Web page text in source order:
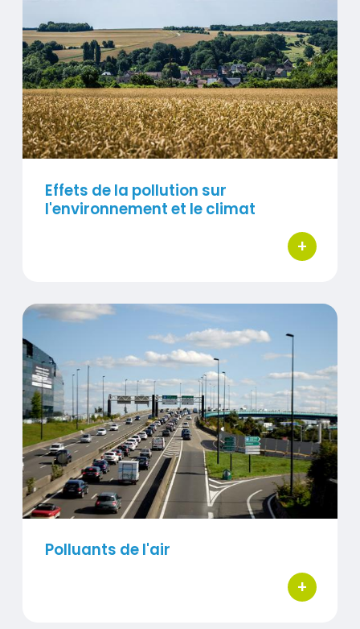
Visuel
Effets de la pollution sur
l'environnement et le climat
+
bouton
Polluants de l'air
Visuel
Polluants de l'air
+
bouton